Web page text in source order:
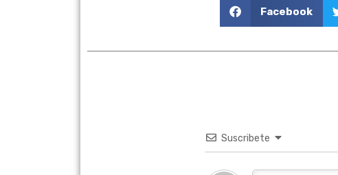
Facebook
Suscribete